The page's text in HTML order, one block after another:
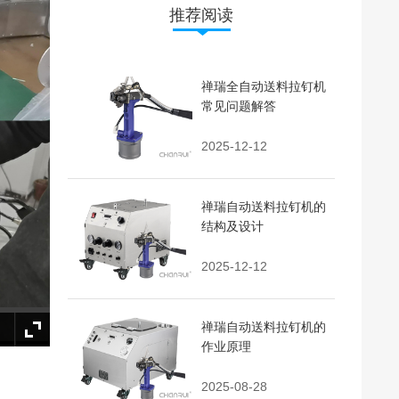
推荐阅读
禅瑞全自动送料拉钉机
常见问题解答
2025-12-12
禅瑞自动送料拉钉机的
结构及设计
2025-12-12
禅瑞自动送料拉钉机的
作业原理
2025-08-28